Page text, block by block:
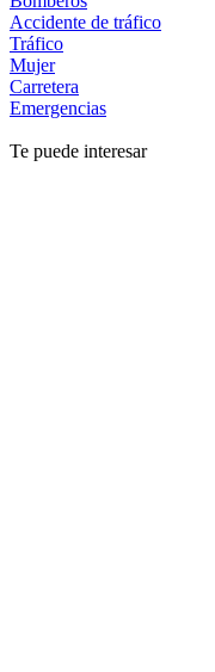
Accidente de tráfico
Tráfico
Mujer
Carretera
Emergencias
Te puede interesar